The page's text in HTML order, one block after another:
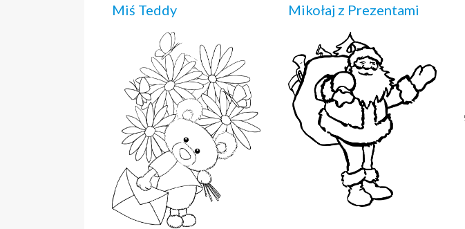
Miś Teddy Mikołaj z Prezentami